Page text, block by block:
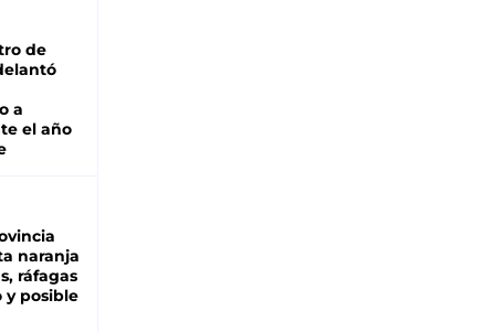
de
a
el año
naranja
ráfagas
y posible